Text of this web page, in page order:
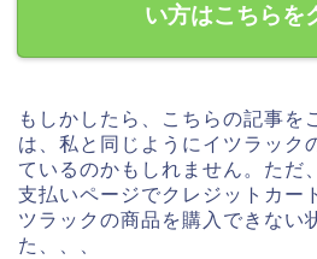
い方はこちらを
もしかしたら、こちらの記事を
は、私と同じようにイツラック
ているのかもしれません。ただ
支払いページでクレジットカー
ツラックの商品を購入できない
た、、、